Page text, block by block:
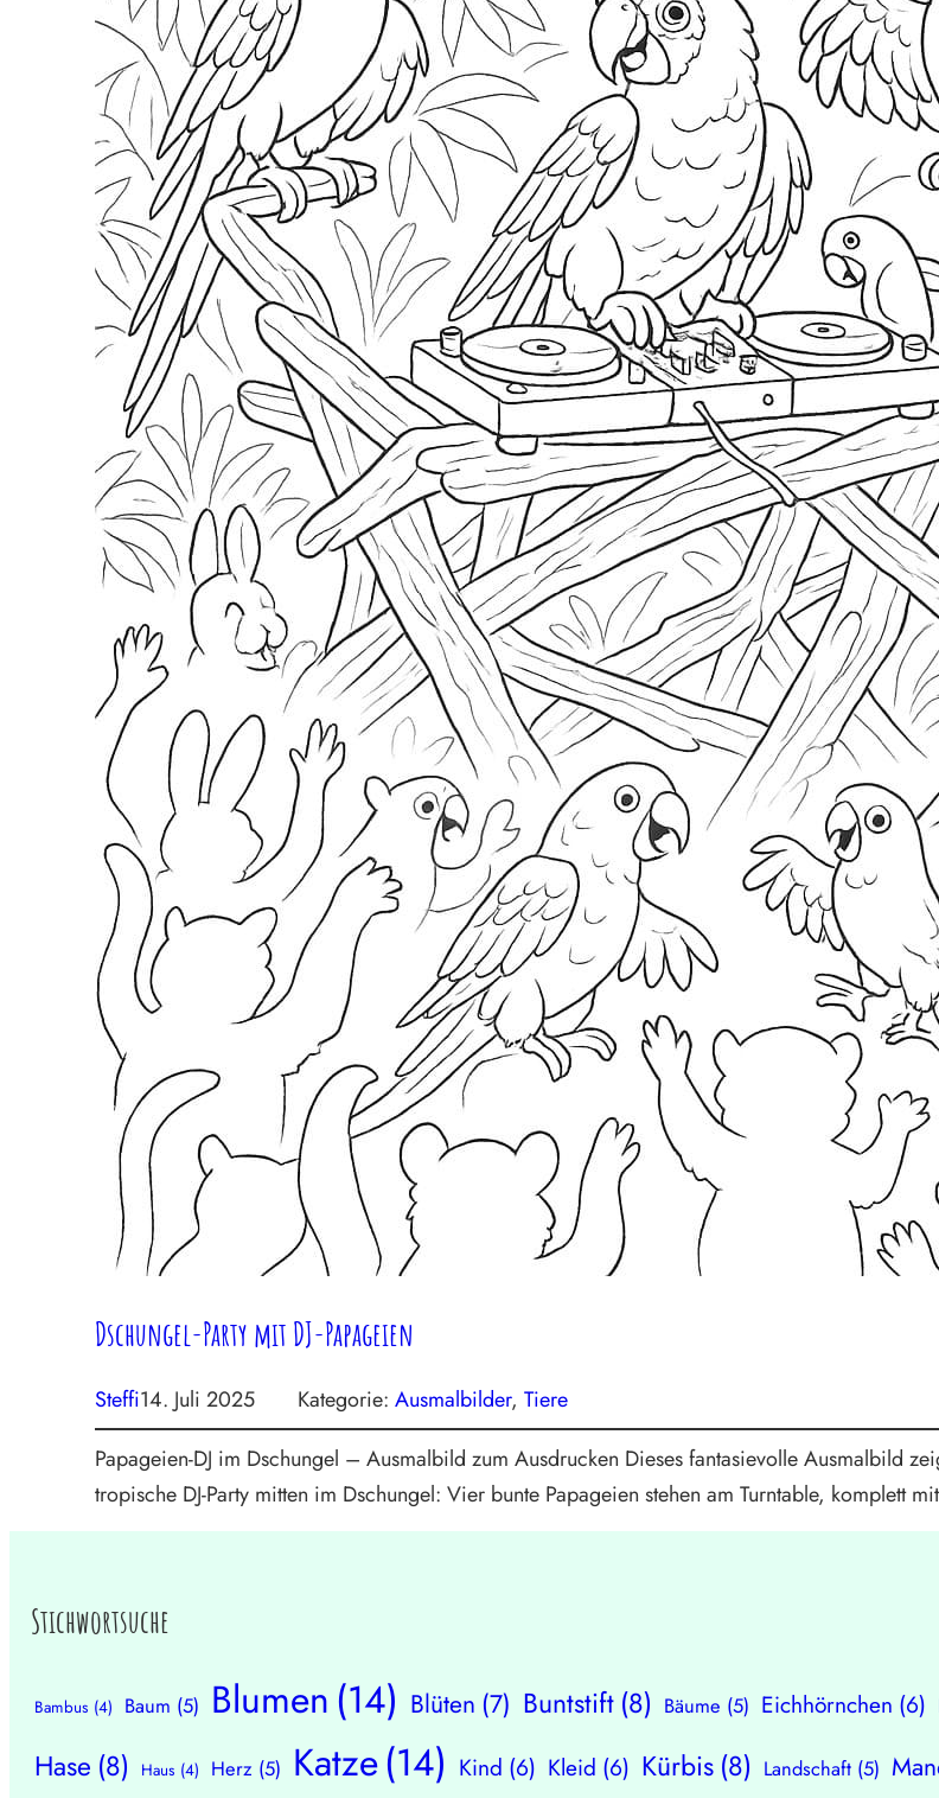
Dschungel-Party mit DJ-Papageien
Steffi14. Juli 2025 Kategorie: Ausmalbilder, Tiere
Papageien-DJ im Dschungel – Ausmalbild zum Ausdrucken Dieses fantasievolle Ausmalbild
tropische DJ-Party mitten im Dschungel: Vier bunte Papageien stehen am Turntable, komplett
Stichwortsuche
Bambus (4) Baum (5) Blumen(14) Blüten (7) Buntstift (8) Bäume (5) Eichhörnchen (6)
Hase (8) Haus (4) Herz (5) Katze(14) Kind (6) Kleid (6) Kürbis (8) Landschaft (5)